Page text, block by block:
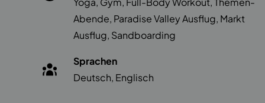
Abende, Paradise Valley Ausflug, Markt
Ausflug, Sandboarding
Sprachen
Deutsch, Englisch